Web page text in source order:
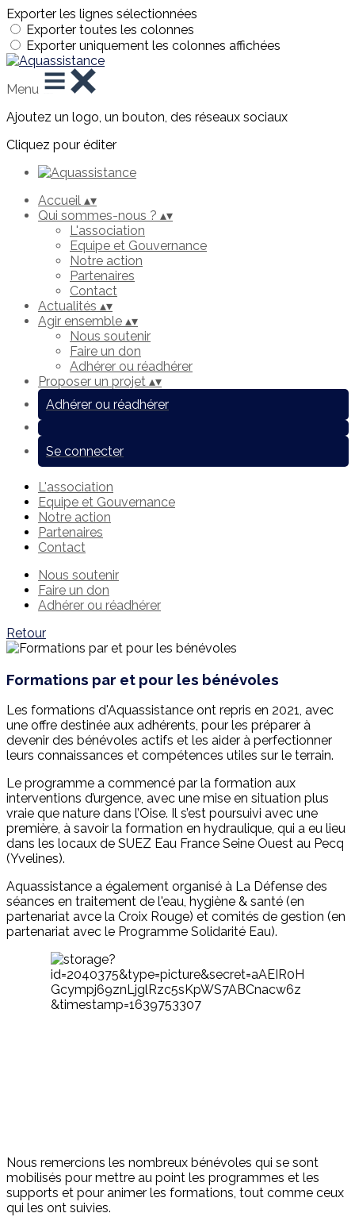
Exporter les lignes sélectionnées
Exporter toutes les colonnes
Exporter uniquement les colonnes affichées
Menu
Ajoutez un logo, un bouton, des réseaux sociaux
Cliquez pour éditer
Accueil ▴▾
Qui sommes-nous ? ▴▾
L'association
Equipe et Gouvernance
Notre action
Partenaires
Contact
Actualités ▴▾
Agir ensemble ▴▾
Nous soutenir
Faire un don
Adhérer ou réadhérer
Proposer un projet ▴▾
Adhérer ou réadhérer
Se connecter
L'association
Equipe et Gouvernance
Notre action
Partenaires
Contact
Nous soutenir
Faire un don
Adhérer ou réadhérer
Retour
Formations par et pour les bénévoles
Les formations d'Aquassistance ont repris en 2021, avec
une offre destinée aux adhérents, pour les préparer à
devenir des bénévoles actifs et les aider à perfectionner
leurs connaissances et compétences utiles sur le terrain.
Le programme a commencé par la formation aux
interventions d’urgence, avec une mise en situation plus
vraie que nature dans l’Oise. Il s’est poursuivi avec une
première, à savoir la formation en hydraulique, qui a eu lieu
dans les locaux de SUEZ Eau France Seine Ouest au Pecq
(Yvelines).
Aquassistance a également organisé à La Défense des
séances en traitement de l'eau, hygiène & santé (en
partenariat avce la Croix Rouge) et comités de gestion (en
partenariat avec le Programme Solidarité Eau).
Nous remercions les nombreux bénévoles qui se sont
mobilisés pour mettre au point les programmes et les
supports et pour animer les formations, tout comme ceux
qui les ont suivies.